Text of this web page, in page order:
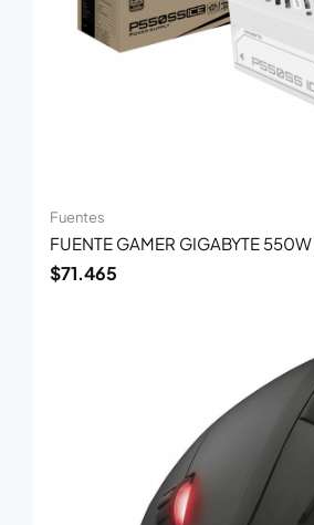
Fuentes
FUENTE GAMER GIGABYTE
$71.465